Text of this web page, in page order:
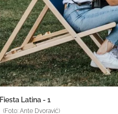
Fiesta Latina - 1
(Foto: Ante Dvoravić)